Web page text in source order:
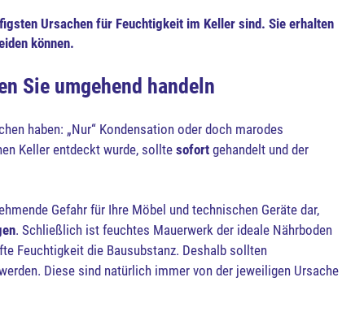
Ursachen für Feuchtigkeit im Keller sind. Sie erhalten
können.
Sie umgehend handeln
haben: „Nur“ Kondensation oder doch marodes
Keller entdeckt wurde, sollte sofort gehandelt und der
Gefahr für Ihre Möbel und technischen Geräte dar,
. Schließlich ist feuchtes Mauerwerk der ideale Nährboden
Feuchtigkeit die Bausubstanz. Deshalb sollten
Diese sind natürlich immer von der jeweiligen Ursache